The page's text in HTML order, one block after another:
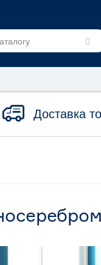
Доставка